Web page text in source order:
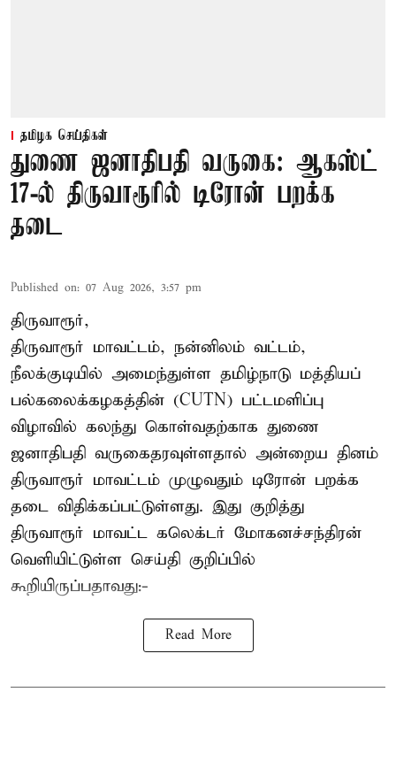
தமிழக செய்திகள்
துணை ஜனாதிபதி வருகை: ஆகஸ்ட்
17-ல் திருவாரூரில் டிரோன் பறக்க
தடை
Published on: 07 Aug 2026, 3:57 pm
திருவாரூர்,
திருவாரூர் மாவட்டம், நன்னிலம் வட்டம்,
நீலக்குடியில் அமைந்துள்ள தமிழ்நாடு மத்தியப்
பல்கலைக்கழகத்தின் (CUTN) பட்டமளிப்பு
விழாவில் கலந்து கொள்வதற்காக துணை
ஜனாதிபதி வருகைதரவுள்ளதால் அன்றைய தினம்
திருவாரூர் மாவட்டம் முழுவதும் டிரோன் பறக்க
தடை விதிக்கப்பட்டுள்ளது. இது குறித்து
திருவாரூர் மாவட்ட கலெக்டர் மோகனச்சந்திரன்
வெளியிட்டுள்ள செய்தி குறிப்பில்
கூறியிருப்பதாவது:-
Read More